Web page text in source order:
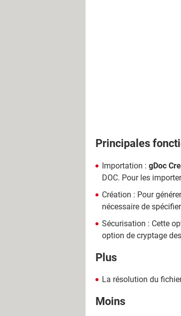
Principales
Importation : gDoc
DOC. Pour les
Création : Pour
nécessaire de
Sécurisation : Cette
option de cryptage
Plus
La résolution du
Moins